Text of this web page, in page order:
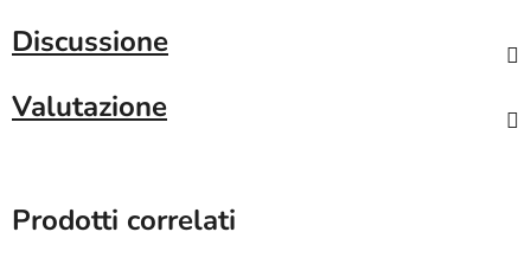
Discussione
Valutazione
Prodotti correlati